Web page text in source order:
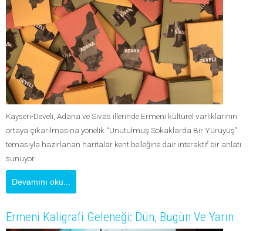
Kayseri-Develi, Adana ve Sivas illerinde Ermeni kültürel varlıklarının
ortaya çıkarılmasına yönelik “Unutulmuş Sokaklarda Bir Yürüyüş”
temasıyla hazırlanan haritalar kent belleğine dair interaktif bir anlatı
sunuyor.
Devamını oku...
Ermeni Kaligrafi Geleneği: Dün, Bugün Ve Yarın